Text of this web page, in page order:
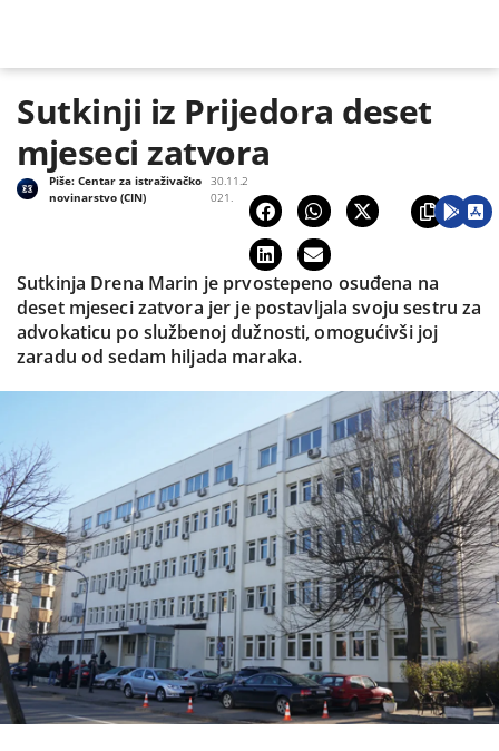
Sutkinji iz Prijedora deset
mjeseci zatvora
30.11.2
021.
Piše: Centar za istraživačko
novinarstvo (CIN)
Sutkinja Drena Marin je prvostepeno osuđena na
deset mjeseci zatvora jer je postavljala svoju sestru za
advokaticu po službenoj dužnosti, omogućivši joj
zaradu od sedam hiljada maraka.